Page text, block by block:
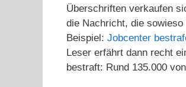
Überschriften verkaufen
die Nachricht, die
Beispiel: Jobcenter
Leser erfährt dann recht
bestraft: Rund 135.000